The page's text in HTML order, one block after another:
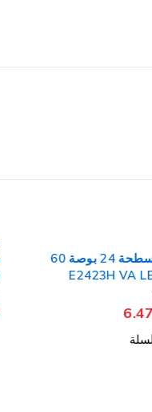
شاشة ديل مسطحة 24 بوصة 60